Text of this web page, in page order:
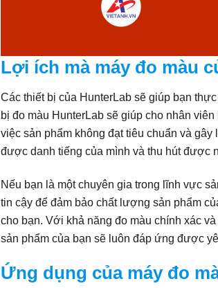
Lợi ích mà máy đo màu
Các thiết bị của HunterLab sẽ giúp bạn
bị đo màu HunterLab sẽ giúp cho nhân
việc sản phẩm không đạt tiêu chuẩn và
được danh tiếng của mình và thu hút được
Nếu bạn là một chuyên gia trong lĩnh vực
tin cậy để đảm bảo chất lượng sản phẩm
cho bạn. Với khả năng đo màu chính xác
sản phẩm của bạn sẽ luôn đáp ứng được
Ứng dụng của máy đo